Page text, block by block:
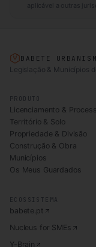
aplicável a outras
BABETE
Legislação & Municípios
PRODUTO
Licenciamento &
Território & Solo
Propriedade & Divisão
Construção & Obra
Municípios
Os Meus Guardados
ECOSSISTEMA
babete.pt
Nucleus for SMEs
Y-Brain